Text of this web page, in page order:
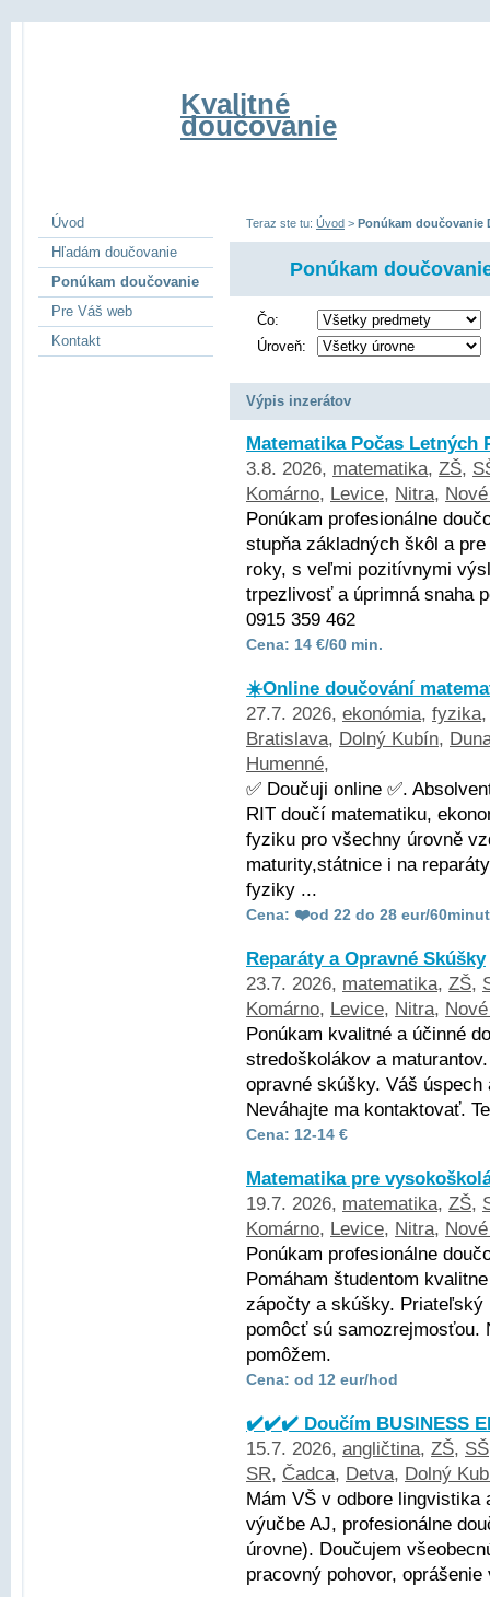
Kvalitné
doučovanie
Teraz ste tu: Úvod > Ponúkam doučovanie
Ponúkam
Čo:
Úroveň:
Výpis inzerátov
Matematika Počas Letných
3.8. 2026, matematika, ZŠ,
Komárno, Levice, Nitra,
Ponúkam profesionálne
stupňa základných škôl a
roky, s veľmi pozitívnymi
trpezlivosť a úprimná snaha
0915 359 462
Cena: 14 €/60 min.
☀️Online doučování
27.7. 2026, ekonómia, fyzika
Bratislava, Dolný Kubín,
Humenné,
✅ Doučuji online ✅.
RIT doučí matematiku,
fyziku pro všechny úrovně
maturity,státnice i na
fyziky ...
Cena: ❤️od 22 do 28 eur/
Reparáty a Opravné Skúšky
23.7. 2026, matematika, ZŠ,
Komárno, Levice, Nitra,
Ponúkam kvalitné a účinné
stredoškolákov a
opravné skúšky. Váš
Neváhajte ma kontaktovať.
Cena: 12-14 €
Matematika pre
19.7. 2026, matematika, ZŠ,
Komárno, Levice, Nitra,
Ponúkam profesionálne
Pomáham študentom
zápočty a skúšky.
pomôcť sú samozrejmosťou.
pomôžem.
Cena: od 12 eur/hod
✔️✔️✔️ Doučím BUSINESS
15.7. 2026, angličtina, ZŠ, SŠ
SR, Čadca, Detva, Dolný
Mám VŠ v odbore
výučbe AJ, profesionálne
úrovne). Doučujem
pracovný pohovor,
Úvod
Hľadám doučovanie
Ponúkam doučovanie
Pre Váš web
Kontakt